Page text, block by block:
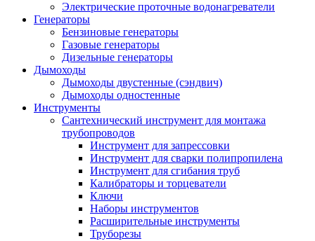
Электрические проточные водонагреватели
Генераторы
Бензиновые генераторы
Газовые генераторы
Дизельные генераторы
Дымоходы
Дымоходы двустенные (сэндвич)
Дымоходы одностенные
Инструменты
Сантехнический инструмент для монтажа
трубопроводов
Инструмент для запрессовки
Инструмент для сварки полипропилена
Инструмент для сгибания труб
Калибраторы и торцеватели
Ключи
Наборы инструментов
Расширительные инструменты
Труборезы